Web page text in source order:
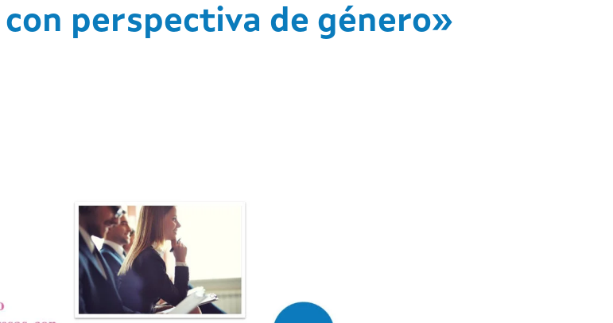
perspectiva de género»